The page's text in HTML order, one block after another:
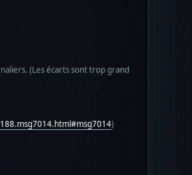
(Les écarts sont trop grand
)